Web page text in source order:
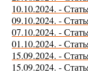
10.10.2024. -
09.10.2024. -
07.10.2024. -
01.10.2024. -
15.09.2024. -
15.09.2024. -